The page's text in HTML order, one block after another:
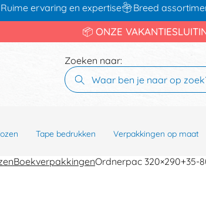
Ruime ervaring en expertise Breed
📦 ONZE
Zoeken naar:
Tape bedrukken Verpakkingen op maat
BoekverpakkingenOrdnerpac 320×290+35-